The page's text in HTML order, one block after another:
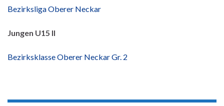
Bezirksliga Oberer Neckar
Jungen U15 II
Bezirksklasse Oberer Neckar Gr. 2